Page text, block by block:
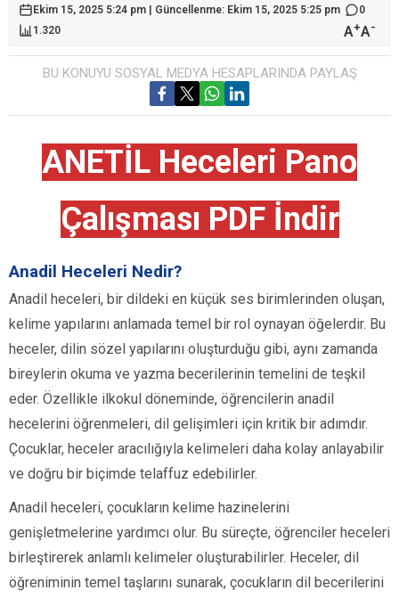
Ekim 15, 2025 5:24 pm | Güncellenme: Ekim 15, 2025 5:25 pm
0
1.320
A+A-
BU KONUYU SOSYAL MEDYA HESAPLARINDA PAYLAŞ
ANETİL Heceleri Pano
Çalışması PDF İndir
Anadil Heceleri Nedir?
Anadil heceleri, bir dildeki en küçük ses birimlerinden oluşan,
kelime yapılarını anlamada temel bir rol oynayan öğelerdir. Bu
heceler, dilin sözel yapılarını oluşturduğu gibi, aynı zamanda
bireylerin okuma ve yazma becerilerinin temelini de teşkil
eder. Özellikle ilkokul döneminde, öğrencilerin anadil
hecelerini öğrenmeleri, dil gelişimleri için kritik bir adımdır.
Çocuklar, heceler aracılığıyla kelimeleri daha kolay anlayabilir
ve doğru bir biçimde telaffuz edebilirler.
Anadil heceleri, çocukların kelime hazinelerini
genişletmelerine yardımcı olur. Bu süreçte, öğrenciler heceleri
birleştirerek anlamlı kelimeler oluşturabilirler. Heceler, dil
öğreniminin temel taşlarını sunarak, çocukların dil becerilerini